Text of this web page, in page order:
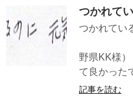
つかれて
つかれてい
野県KK様
て良かった
記事を読む